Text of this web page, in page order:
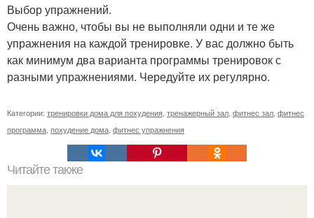
Выбор упражнений.
Очень важно, чтобы вы не выполняли одни и те же
упражнения на каждой тренировке. У вас должно быть
как минимум два варианта программы тренировок с
разными упражнениями. Чередуйте их регулярно.
Категории: тренировки дома для похудения тренажерный зал фитнес зал фитнес
программа похудение дома фитнес упражнения
Читайте также